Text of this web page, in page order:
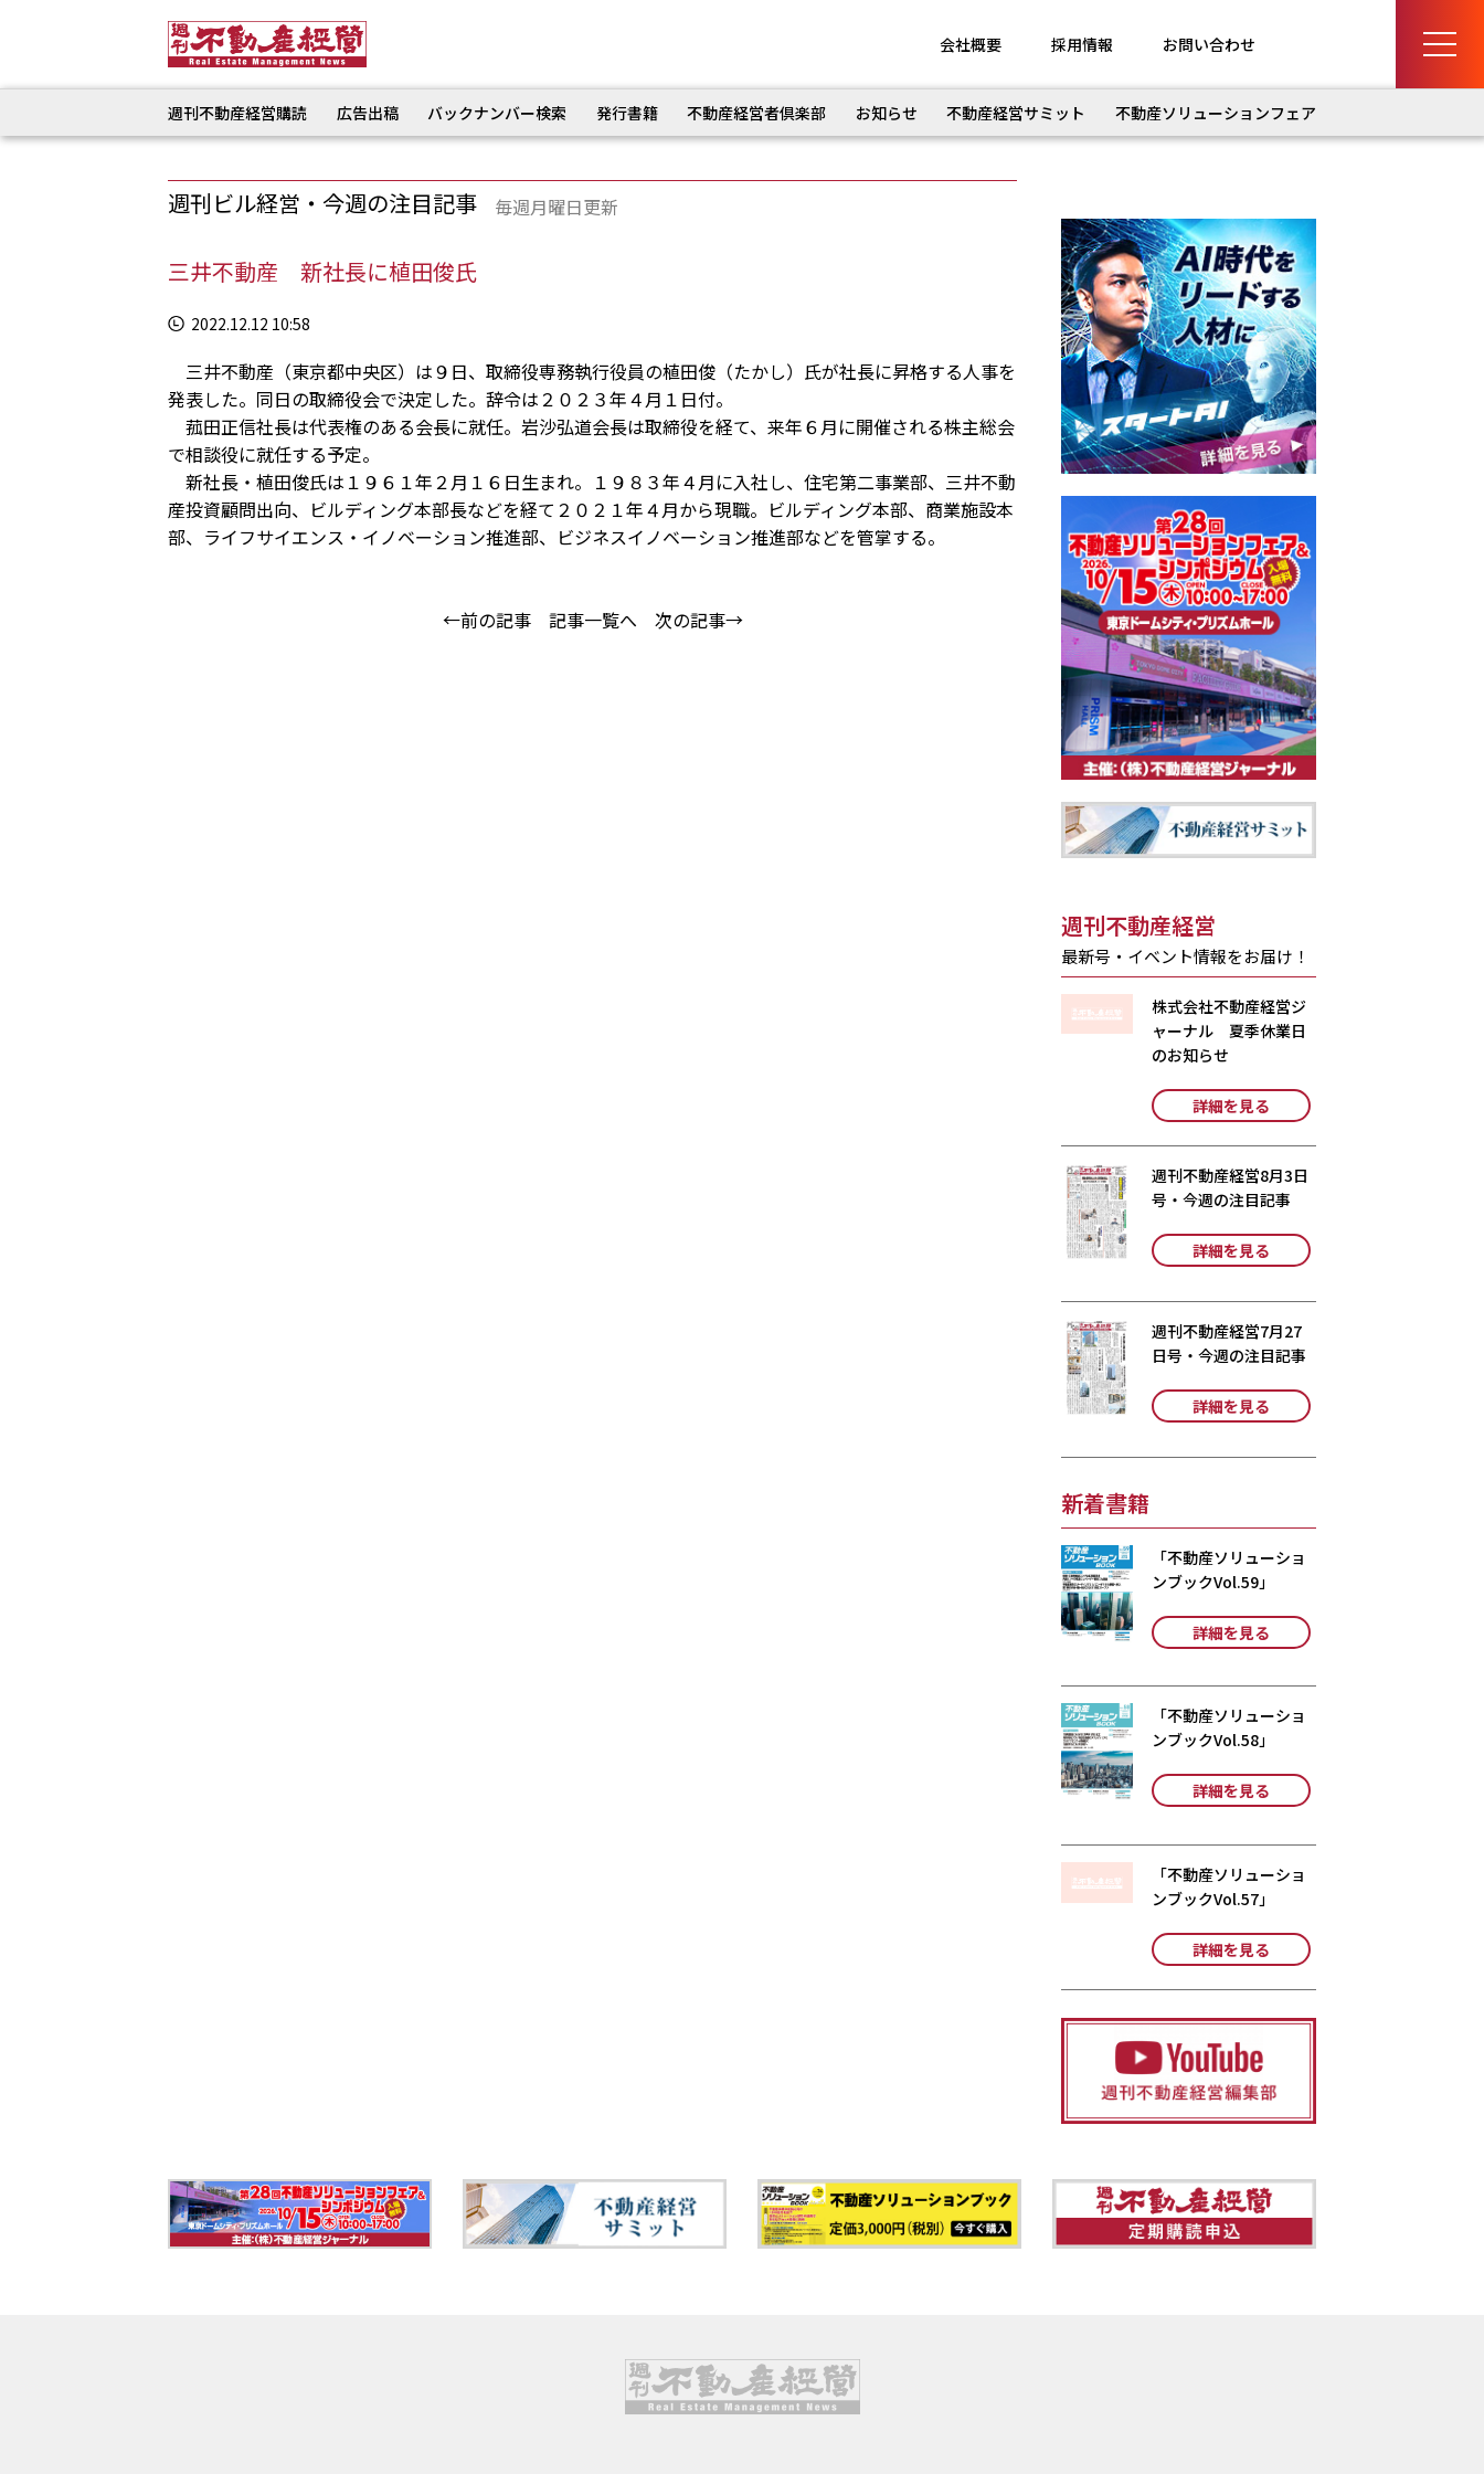
会社概要 採用情報 お問い合わせ
週刊不動産経営購読 広告出稿 バックナンバー検索 発行書籍 不動産経営者倶楽部 お知らせ 不動産経営サミット 不動産ソリューションフェア
週刊ビル経営・今週の注目記事 毎週月曜日更新
三井不動産 新社長に植田俊氏
2022.12.12 10:58
三井不動産（東京都中央区）は９日、取締役専務執行役員の植田俊（たかし）氏が社長に昇格する人事を
発表した。同日の取締役会で決定した。辞令は２０２３年４月１日付。
菰田正信社長は代表権のある会長に就任。岩沙弘道会長は取締役を経て、来年６月に開催される株主総会
で相談役に就任する予定。
新社長・植田俊氏は１９６１年２月１６日生まれ。１９８３年４月に入社し、住宅第二事業部、三井不動
産投資顧問出向、ビルディング本部長などを経て２０２１年４月から現職。ビルディング本部、商業施設本
部、ライフサイエンス・イノベーション推進部、ビジネスイノベーション推進部などを管掌する。
←前の記事 記事一覧へ 次の記事→
週刊不動産経営
最新号・イベント情報をお届け！
株式会社不動産経営ジ
ャーナル 夏季休業日
のお知らせ
詳細を見る
週刊不動産経営8月3日
号・今週の注目記事
詳細を見る
週刊不動産経営7月27
日号・今週の注目記事
詳細を見る
新着書籍
「不動産ソリューショ
ンブックVol.59」
詳細を見る
「不動産ソリューショ
ンブックVol.58」
詳細を見る
「不動産ソリューショ
ンブックVol.57」
詳細を見る